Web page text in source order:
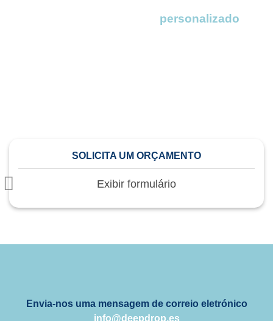
personalizado
SOLICITA UM ORÇAMENTO
Exibir formulário
Envia-nos uma mensagem de correio eletrónico
info@deepdrop.es